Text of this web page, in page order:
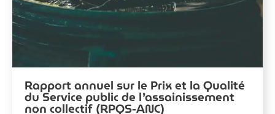
Rapport annuel sur le Prix et la Qualité
du Service public de l’assainissement
non collectif (RPQS-ANC)